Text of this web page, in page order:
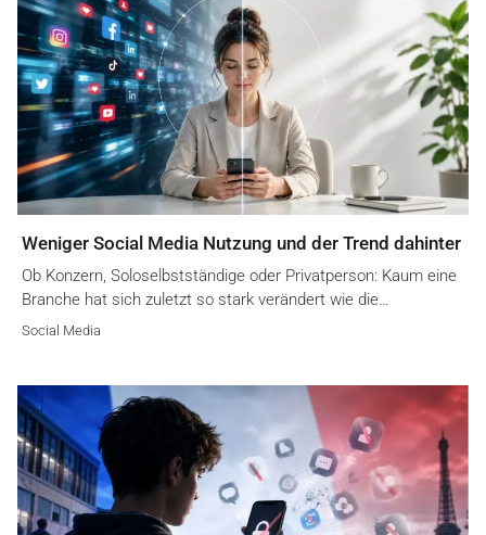
Weniger Social Media Nutzung und der Trend dahinter
Ob Konzern, Soloselbstständige oder Privatperson: Kaum eine
Branche hat sich zuletzt so stark verändert wie die…
Social Media